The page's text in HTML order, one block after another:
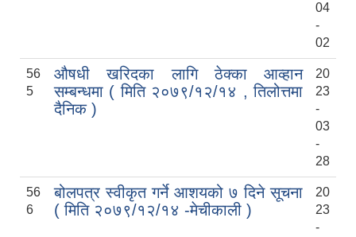
04
-
02
56
5
औषधी खरिदका लागि ठेक्का आव्हान
सम्बन्धमा ( मिति २०७९/१२/१४ , तिलोत्तमा
दैनिक )
20
23
-
03
-
28
56
6
बोलपत्र स्वीकृत गर्ने आशयको ७ दिने सूचना
( मिति २०७९/१२/१४ -मेचीकाली )
20
23
-